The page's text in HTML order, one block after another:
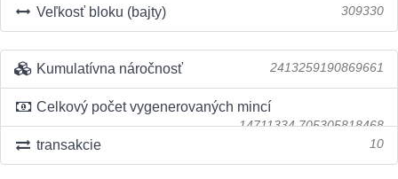
Veľkosť bloku (bajty) 309330
Kumulatívna náročnosť 2413259190869661
Celkový počet vygenerovaných mincí
14711334.705305818468
transakcie 10